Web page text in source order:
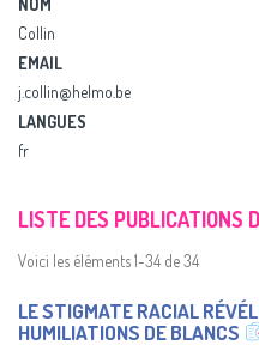
NOM
Collin
EMAIL
j.collin@helmo.be
LANGUES
fr
LISTE DES PUBLICATIONS
Voici les éléments 1-34 de 34
LE STIGMATE RACIAL
HUMILIATIONS DE BLANCS